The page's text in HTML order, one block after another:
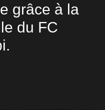
grâce à la
du FC